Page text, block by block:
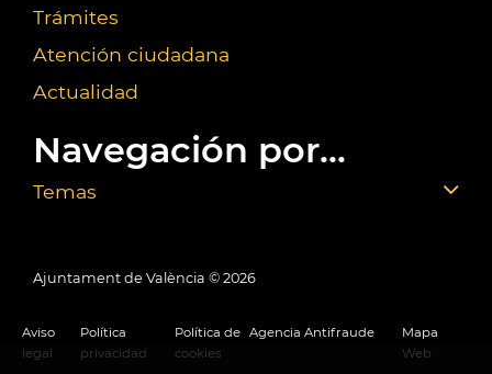
Trámites
Atención ciudadana
Actualidad
Navegación por...
Temas
Ajuntament de València © 2026
Aviso
legal
Política
privacidad
Política de
cookies
Agencia Antifraude
Mapa
Web